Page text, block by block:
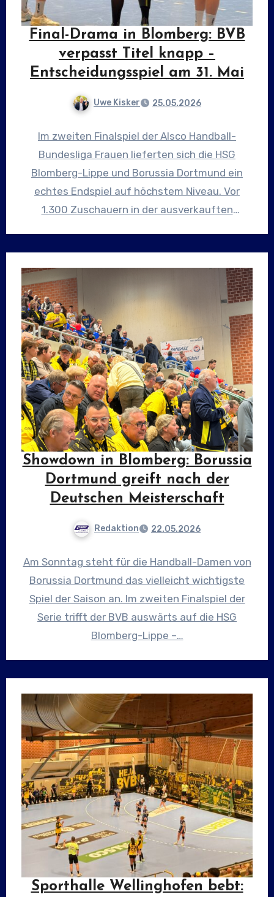
Final-Drama in Blomberg: BVB
verpasst Titel knapp –
Entscheidungsspiel am 31. Mai
Uwe Kisker 25.05.2026
Im zweiten Finalspiel der Alsco Handball-
Bundesliga Frauen lieferten sich die HSG
Blomberg-Lippe und Borussia Dortmund ein
echtes Endspiel auf höchstem Niveau. Vor
1.300 Zuschauern in der ausverkauften
Showdown in Blomberg: Borussia
Dortmund greift nach der
Deutschen Meisterschaft
Redaktion 22.05.2026
Am Sonntag steht für die Handball-Damen von
Borussia Dortmund das vielleicht wichtigste
Spiel der Saison an. Im zweiten Finalspiel der
Serie trifft der BVB auswärts auf die HSG
Blomberg-Lippe –…
Sporthalle Wellinghofen bebt: